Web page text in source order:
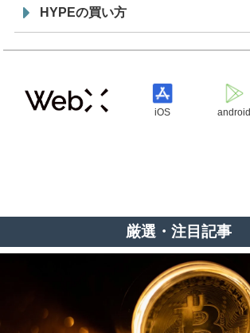
HYPEの買い方
iOS android
厳選・注目記事